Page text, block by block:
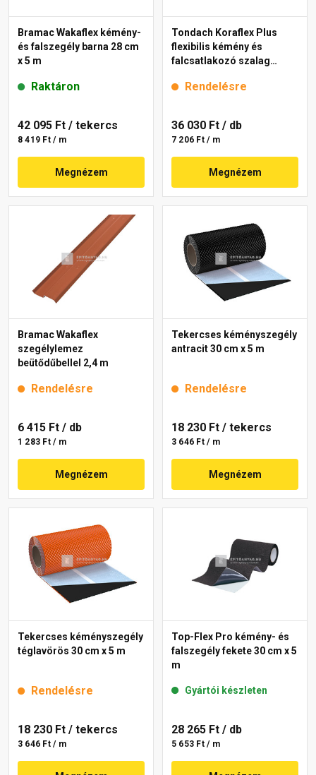
Bramac Wakaflex kémény-
és falszegély barna 28 cm
x 5 m
Raktáron
42 095 Ft / tekercs
8 419 Ft / m
Megnézem
Tondach Koraflex Plus
flexibilis kémény és
falcsatlakozó szalag
Rendelésre
36 030 Ft / db
7 206 Ft / m
Megnézem
Bramac Wakaflex
szegélylemez
beütődűbellel 2,4 m
Rendelésre
6 415 Ft / db
1 283 Ft / m
Megnézem
Tekercses kéményszegély
antracit 30 cm x 5 m
Rendelésre
18 230 Ft / tekercs
3 646 Ft / m
Megnézem
Tekercses kéményszegély
téglavörös 30 cm x 5 m
Rendelésre
18 230 Ft / tekercs
3 646 Ft / m
Top-Flex Pro kémény- és
falszegély fekete 30 cm x 5
m
Gyártói készleten
28 265 Ft / db
5 653 Ft / m